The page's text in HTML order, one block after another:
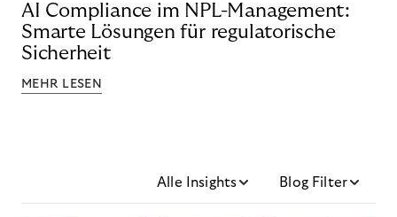
AI Compliance im NPL-Management:
Smarte Lösungen für regulatorische
Sicherheit
MEHR LESEN
Alle Insights Blog Filter